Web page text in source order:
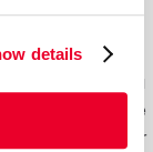
details
kundene
fargeskjema
for å styrke
Dette gir